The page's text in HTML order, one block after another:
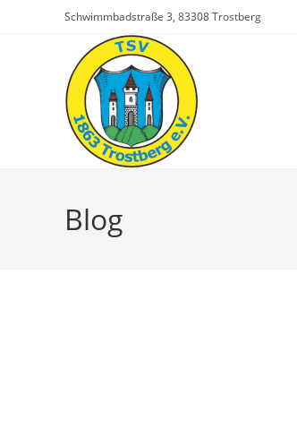
Schwimmbadstraße 3, 83308 Trostberg
Blog